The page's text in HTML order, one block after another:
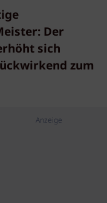
Der
sich
zum
Anzeige